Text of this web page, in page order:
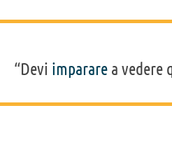
“Devi imparare a vedere